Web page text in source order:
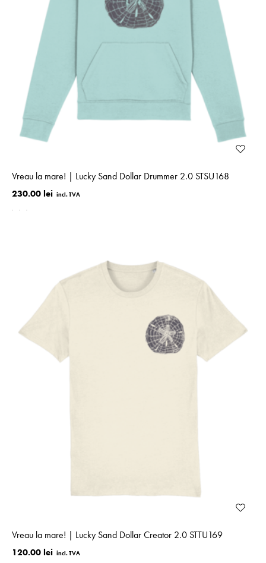
Vreau la mare! | Lucky Sand Dollar Drummer 2.0 STSU168
230.00 lei
Vreau la mare! | Lucky Sand Dollar Creator 2.0 STTU169
120.00 lei